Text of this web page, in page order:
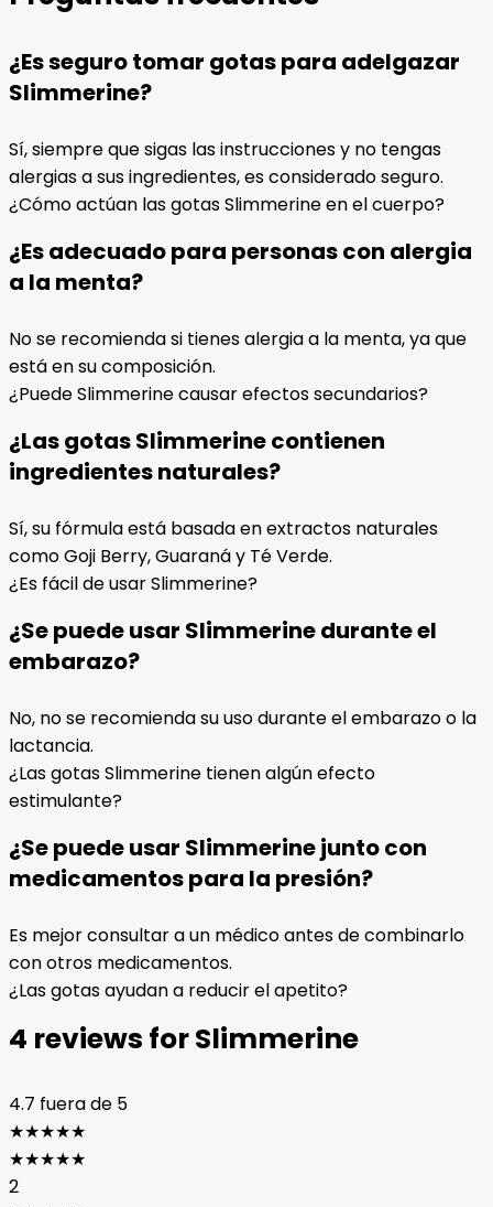
¿Es seguro tomar gotas para adelgazar
Slimmerine?
Sí, siempre que sigas las instrucciones y no tengas
alergias a sus ingredientes, es considerado seguro.
¿Cómo actúan las gotas Slimmerine en el cuerpo?
¿Es adecuado para personas con alergia
a la menta?
No se recomienda si tienes alergia a la menta, ya que
está en su composición.
¿Puede Slimmerine causar efectos secundarios?
¿Las gotas Slimmerine contienen
ingredientes naturales?
Sí, su fórmula está basada en extractos naturales
como Goji Berry, Guaraná y Té Verde.
¿Es fácil de usar Slimmerine?
¿Se puede usar Slimmerine durante el
embarazo?
No, no se recomienda su uso durante el embarazo o la
lactancia.
¿Las gotas Slimmerine tienen algún efecto
estimulante?
¿Se puede usar Slimmerine junto con
medicamentos para la presión?
Es mejor consultar a un médico antes de combinarlo
con otros medicamentos.
¿Las gotas ayudan a reducir el apetito?
4 reviews forSlimmerine
4.7 fuera de 5
★★★★★
★★★★★
2